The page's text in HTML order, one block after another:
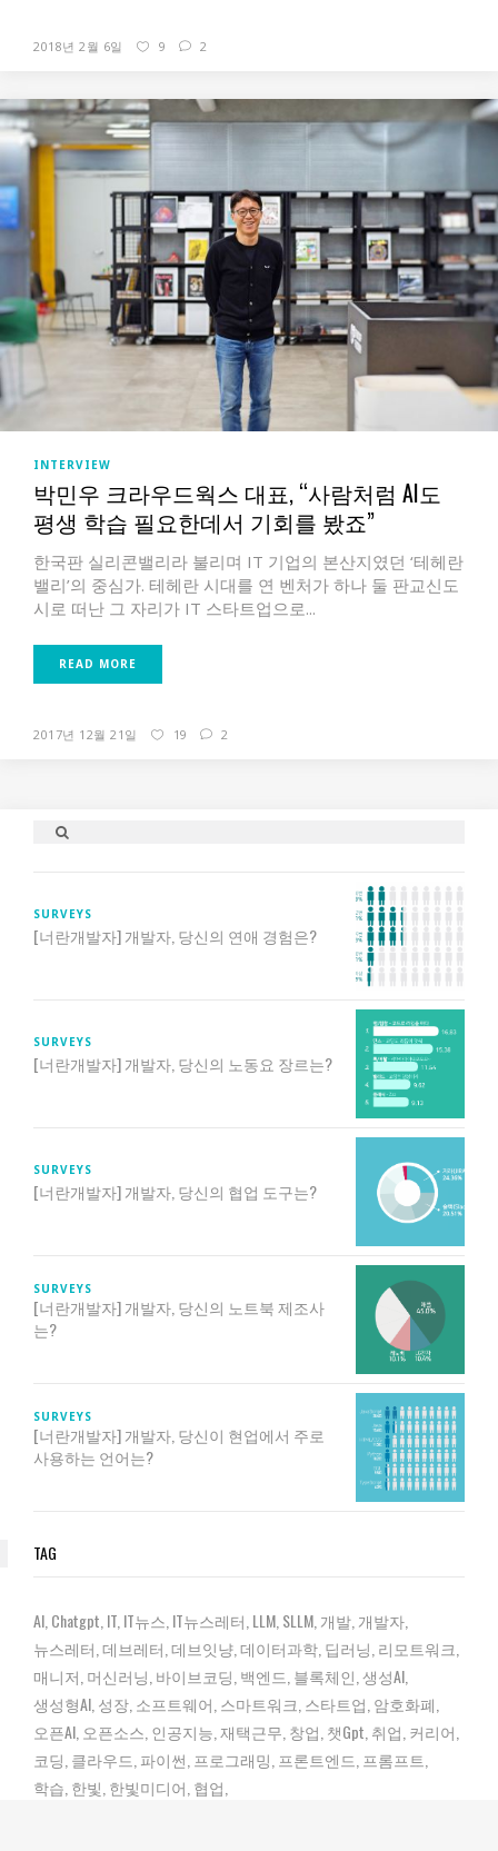
2018년 2월 6일 9 2
INTERVIEW
박민우 크라우드웍스 대표, “사람처럼 AI도
평생 학습 필요한데서 기회를 봤죠”
한국판 실리콘밸리라 불리며 IT 기업의 본산지였던 ‘테헤란
밸리’의 중심가. 테헤란 시대를 연 벤처가 하나 둘 판교신도
시로 떠난 그 자리가 IT 스타트업으로...
READ MORE
2017년 12월 21일 19 2
SURVEYS
[너란개발자] 개발자, 당신의 연애 경험은?
SURVEYS
[너란개발자] 개발자, 당신의 노동요 장르는?
SURVEYS
[너란개발자] 개발자, 당신의 협업 도구는?
SURVEYS
[너란개발자] 개발자, 당신의 노트북 제조사
는?
SURVEYS
[너란개발자] 개발자, 당신이 현업에서 주로
사용하는 언어는?
TAG
AI Chatgpt IT IT뉴스 IT뉴스레터 LLM SLLM 개발 개발자
뉴스레터 데브레터 데브잇냥 데이터과학 딥러닝 리모트워크
매니저 머신러닝 바이브코딩 백엔드 블록체인 생성AI
생성형AI 성장 소프트웨어 스마트워크 스타트업 암호화폐
오픈AI 오픈소스 인공지능 재택근무 창업 챗gpt 취업 커리어
코딩 클라우드 파이썬 프로그래밍 프론트엔드 프롬프트
학습 한빛 한빛미디어 협업